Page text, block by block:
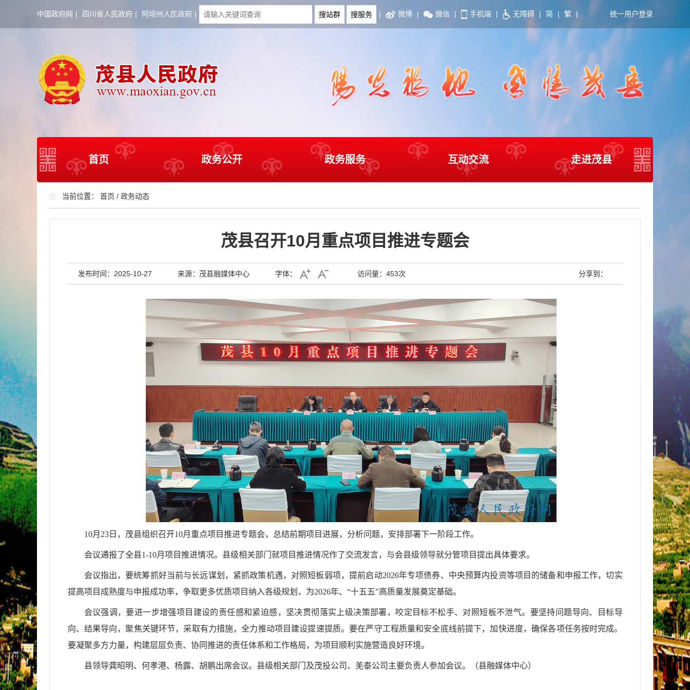
中国政府网 | 四川省人民政府 | 阿坝州人民政府 | | 微博 | 微信 | 手机端 | 无障碍 | 简 | 繁 | 统一用户登录
首页 政务公开 政务服务 互动交流 走进茂县
当前位置： 首页 / 政务动态
茂县召开10月重点项目推进专题会
发布时间：2025-10-27 来源：茂县融媒体中心 字体： 访问量： 453次 分享到：
10月23日，茂县组织召开10月重点项目推进专题会，总结前期项目进展，分析问题，安排部署下一阶段工作。
会议通报了全县1-10月项目推进情况。县级相关部门就项目推进情况作了交流发言，与会县级领导就分管项目提出具体要求。
会议指出，要统筹抓好当前与长远谋划，紧抓政策机遇，对照短板弱项，提前启动2026年专项债券、中央预算内投资等项目的储备和申报工作，切实
提高项目成熟度与申报成功率，争取更多优质项目纳入各级规划，为2026年、“十五五”高质量发展奠定基础。
会议强调，要进一步增强项目建设的责任感和紧迫感，坚决贯彻落实上级决策部署，咬定目标不松手、对照短板不泄气。要坚持问题导向、目标导
向、结果导向，聚焦关键环节，采取有力措施，全力推动项目建设提速提质。要在严守工程质量和安全底线前提下，加快进度，确保各项任务按时完成。
要凝聚多方力量，构建层层负责、协同推进的责任体系和工作格局，为项目顺利实施营造良好环境。
县领导龚昭明、何孝港、杨露、胡鹏出席会议。县级相关部门及茂投公司、羌泰公司主要负责人参加会议。 （县融媒体中心）